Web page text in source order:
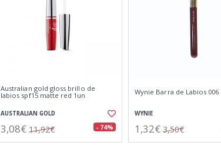
Australian gold gloss brillo de
labios spf15 matte red 1un
AUSTRALIAN GOLD
3,08€ 11,92€ - 74%
Wynie Barra de Labios 006
WYNIE
1,32€ 3,50€